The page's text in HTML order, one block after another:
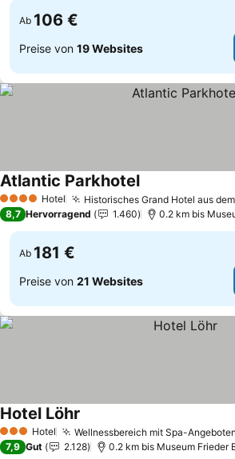
Ab 106 €
Preise von 19 Websites
4 Sterne Hotel Historisches Grand Hotel aus
Atlantic ParkhotelPreise sehen
8,7 Hervorragend 1.460 0.2 km bis
Ab 181 €
Preise von 21 Websites
3 SterneHotel Wellnessbereich mit Spa-Angeboten
Hotel Löhr
7,9 Gut 2.128 0.2 km bis Museum Frieder